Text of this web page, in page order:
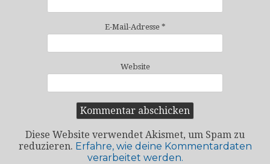
E-Mail-Adresse *
Website
Diese Website verwendet Akismet, um Spam zu
reduzieren. Erfahre, wie deine Kommentardaten
verarbeitet werden.